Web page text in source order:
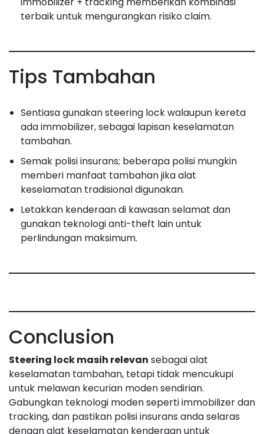
terbaik untuk mengurangkan risiko claim.
Tips Tambahan
Sentiasa gunakan steering lock walaupun kereta
ada immobilizer, sebagai lapisan keselamatan
tambahan.
Semak polisi insurans; beberapa polisi mungkin
memberi manfaat tambahan jika alat
keselamatan tradisional digunakan.
Letakkan kenderaan di kawasan selamat dan
gunakan teknologi anti-theft lain untuk
perlindungan maksimum.
Conclusion
Steering lock masih relevan sebagai alat
keselamatan tambahan, tetapi tidak mencukupi
untuk melawan kecurian moden sendirian.
Gabungkan teknologi moden seperti immobilizer dan
tracking, dan pastikan polisi insurans anda selaras
dengan alat keselamatan kenderaan untuk